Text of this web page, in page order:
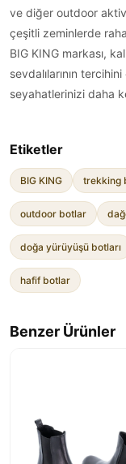
ve diğer outdoor
çeşitli zeminlerde
BIG KING markası,
sevdalılarının
seyahatlerinizi daha
Etiketler
BIG KING trekking
outdoor botlar
doğa yürüyüşü botları
hafif botlar
Benzer Ürünler